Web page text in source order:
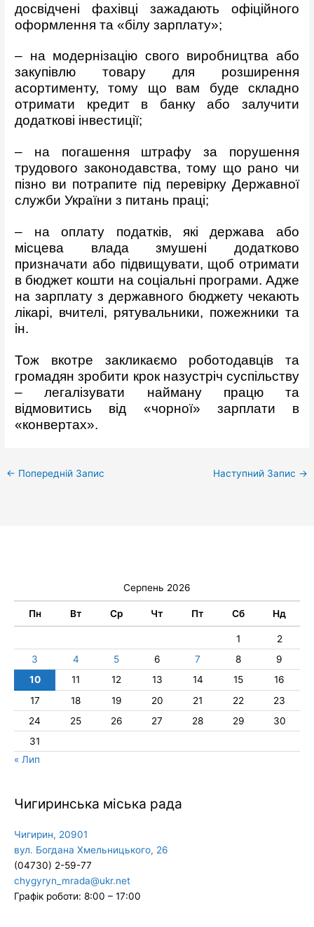
досвідчені фахівці зажадають офіційного
оформлення та «білу зарплату»;
– на модернізацію свого виробництва або
закупівлю товару для розширення
асортименту, тому що вам буде складно
отримати кредит в банку або залучити
додаткові інвестиції;
– на погашення штрафу за порушення
трудового законодавства, тому що рано чи
пізно ви потрапите під перевірку Державної
служби України з питань праці;
– на оплату податків, які держава або
місцева влада змушені додатково
призначати або підвищувати, щоб отримати
в бюджет кошти на соціальні програми. Адже
на зарплату з державного бюджету чекають
лікарі, вчителі, рятувальники, пожежники та
ін.
Тож вкотре закликаємо роботодавців та
громадян зробити крок назустріч суспільству
– легалізувати найману працю та
відмовитись від «чорної» зарплати в
«конвертах».
← Попередній Запис Наступний Запис →
Серпень 2026
Пн Вт Ср Чт Пт Сб Нд
1
2
3
4 5 6 7 8
9
10
11 12 13 14 15
16
17
18 19 20 21 22
23
24
25 26 27 28 29
30
31
« Лип
Чигиринська міська рада
Чигирин, 20901
вул. Богдана Хмельницького, 26
(04730) 2-59-77
chygyryn_mrada@ukr.net
Графік роботи: 8:00 – 17:00